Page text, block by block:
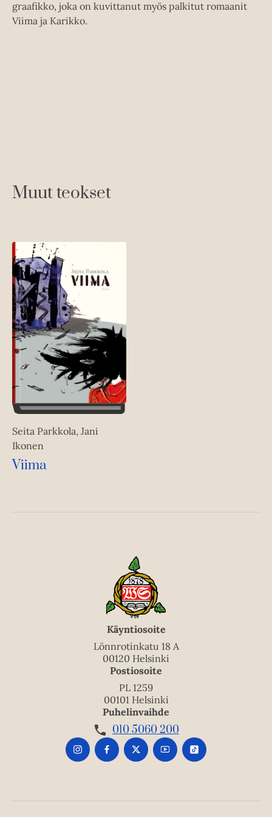
l
e
l
i
graafikko, joka on kuvittanut myös palkitut romaanit
Viima ja Karikko.
Muut teokset
Seita Parkkola, Jani
Ikonen
Viima
Käyntiosoite
Lönnrotinkatu 18 A
00120 Helsinki
Postiosoite
PL 1259
00101 Helsinki
Puhelinvaihde
010 5060 200